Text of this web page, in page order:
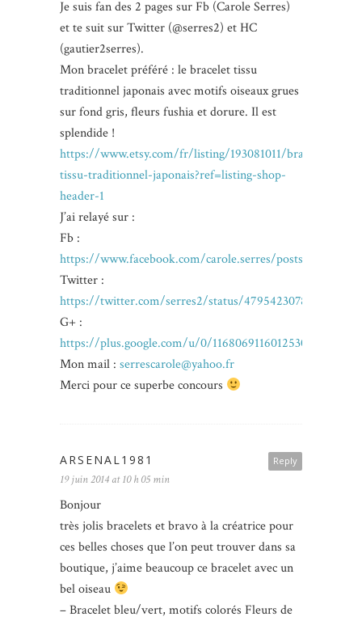
Je suis fan des 2 pages sur Fb (Carole Serres)
et te suit sur Twitter (@serres2) et HC
(gautier2serres).
Mon bracelet préféré : le bracelet tissu
traditionnel japonais avec motifs oiseaux grues
sur fond gris, fleurs fushia et dorure. Il est
splendide !
https://www.etsy.com/fr/listing/193081011/bracelet-
tissu-traditionnel-japonais?ref=listing-shop-
header-1
J’ai relayé sur :
Fb :
https://www.facebook.com/carole.serres/posts/
Twitter :
https://twitter.com/serres2/status/479542307859865600
G+ :
https://plus.google.com/u/0/116806911601253076876/
Mon mail : serrescarole@yahoo.fr
Merci pour ce superbe concours
Reply
ARSENAL1981
19 juin 2014 at 10 h 05 min
Bonjour
très jolis bracelets et bravo à la créatrice pour
ces belles choses que l’on peut trouver dans sa
boutique, j’aime beaucoup ce bracelet avec un
bel oiseau
– Bracelet bleu/vert, motifs colorés Fleurs de